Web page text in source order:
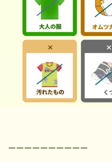
ーーーーーーーーーー